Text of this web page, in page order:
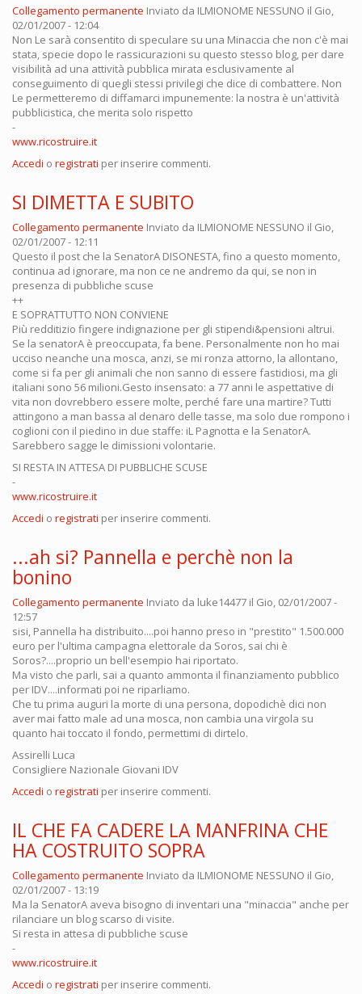
Collegamento permanente Inviato da ILMIONOME NESSUNO il Gio,
02/01/2007 - 12:04
Non Le sarà consentito di speculare su una Minaccia che non c'è mai
stata, specie dopo le rassicurazioni su questo stesso blog, per dare
visibilità ad una attività pubblica mirata esclusivamente al
conseguimento di quegli stessi privilegi che dice di combattere. Non
Le permetteremo di diffamarci impunemente: la nostra è un'attività
pubblicistica, che merita solo rispetto
-
www.ricostruire.it
Accedi o registrati per inserire commenti.
SI DIMETTA E SUBITO
Collegamento permanente Inviato da ILMIONOME NESSUNO il Gio,
02/01/2007 - 12:11
Questo il post che la SenatorA DISONESTA, fino a questo momento,
continua ad ignorare, ma non ce ne andremo da qui, se non in
presenza di pubbliche scuse
++
E SOPRATTUTTO NON CONVIENE
Più redditizio fingere indignazione per gli stipendi&pensioni altrui.
Se la senatorA è preoccupata, fa bene. Personalmente non ho mai
ucciso neanche una mosca, anzi, se mi ronza attorno, la allontano,
come si fa per gli animali che non sanno di essere fastidiosi, ma gli
italiani sono 56 milioni.Gesto insensato: a 77 anni le aspettative di
vita non dovrebbero essere molte, perché fare una martire? Tutti
attingono a man bassa al denaro delle tasse, ma solo due rompono i
coglioni con il piedino in due staffe: iL Pagnotta e la SenatorA.
Sarebbero sagge le dimissioni volontarie.
SI RESTA IN ATTESA DI PUBBLICHE SCUSE
-
www.ricostruire.it
Accedi o registrati per inserire commenti.
...ah si? Pannella e perchè non la
bonino
Collegamento permanente Inviato da luke14477 il Gio, 02/01/2007 -
12:57
sisi, Pannella ha distribuito....poi hanno preso in "prestito" 1.500.000
euro per l'ultima campagna elettorale da Soros, sai chi è
Soros?....proprio un bell'esempio hai riportato.
Ma visto che parli, sai a quanto ammonta il finanziamento pubblico
per IDV....informati poi ne riparliamo.
Che tu prima auguri la morte di una persona, dopodichè dici non
aver mai fatto male ad una mosca, non cambia una virgola su
quanto hai toccato il fondo, permettimi di dirtelo.
Assirelli Luca
Consigliere Nazionale Giovani IDV
Accedi o registrati per inserire commenti.
IL CHE FA CADERE LA MANFRINA CHE
HA COSTRUITO SOPRA
Collegamento permanente Inviato da ILMIONOME NESSUNO il Gio,
02/01/2007 - 13:19
Ma la SenatorA aveva bisogno di inventari una "minaccia" anche per
rilanciare un blog scarso di visite.
Si resta in attesa di pubbliche scuse
-
www.ricostruire.it
Accedi o registrati per inserire commenti.